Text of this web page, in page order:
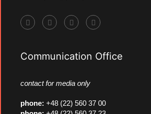
Communication Office
contact for media only
phone: +48 (22) 560 37 00